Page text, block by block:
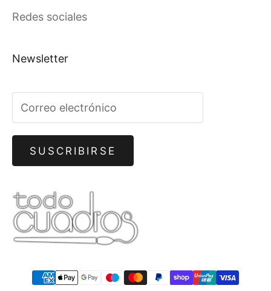
Redes sociales
Newsletter
SUSCRIBIRSE